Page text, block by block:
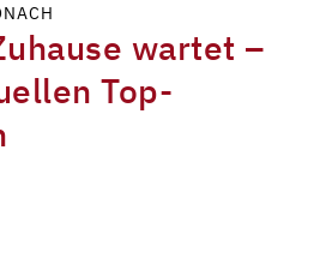
wartet –
Top-